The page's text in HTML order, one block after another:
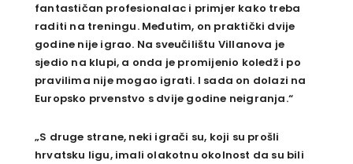
fantastičan profesionalac i primjer kako treba
raditi na treningu. Međutim, on praktički dvije
godine nije igrao. Na sveučilištu Villanova je
sjedio na klupi, a onda je promijenio koledž i po
pravilima nije mogao igrati. I sada on dolazi na
Europsko prvenstvo s dvije godine neigranja.“
„S druge strane, neki igrači su, koji su prošli
hrvatsku ligu, imali olakotnu okolnost da su bili